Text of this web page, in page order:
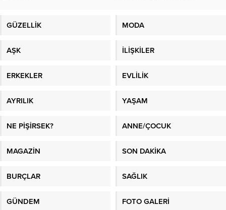
GÜZELLİK MODA
AŞK İLİŞKİLER
ERKEKLER EVLİLİK
AYRILIK YAŞAM
NE PİŞİRSEK? ANNE/ÇOCUK
MAGAZİN SON DAKİKA
BURÇLAR SAĞLIK
GÜNDEM FOTO GALERİ